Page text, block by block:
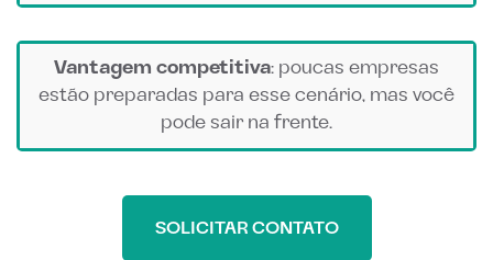
Vantagem competitiva: poucas empresas
estão preparadas para esse cenário, mas você
pode sair na frente.
SOLICITAR CONTATO